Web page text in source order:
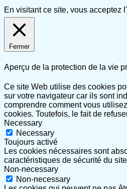
En visitant ce site, vous acceptez
Fermer
Aperçu de la protection de la vie
Ce site Web utilise des cookies
sur votre navigateur car ils sont
comprendre comment vous
cookies. Toutefois, le fait de
Necessary
Necessary
Toujours activé
Les cookies nécessaires sont
caractéristiques de sécurité du
Non-necessary
Non-necessary